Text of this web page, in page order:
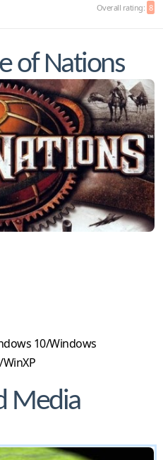
Overall rating: 8
of Nations
10/Windows
Media